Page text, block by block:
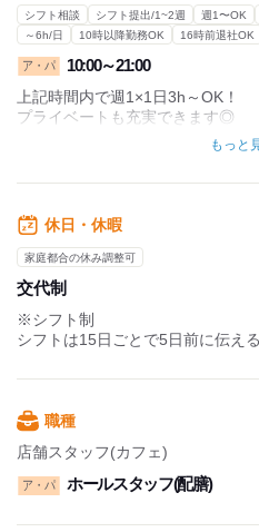
シフト相談 シフト提出/1~2週 週1〜OK
～6h/日
10時以降勤務OK 16時前退社OK
ア・パ 10:00～21:00
上記時間内で週1×1日3h～OK！
プライベートも充実できます◎
休憩時間：勤務時間に準ずる
★シフト例
￣￣￣￣￣￣￣￣￣
・10：00～15：00
・11：00～16：00
・12：00～15：00
・12：00～20：00
シフト相談OK！
シフトはLINEでみんなでやり取り
急用があればすぐに対応いたしま
￣￣￣￣￣￣￣￣￣￣￣￣￣￣￣
もっと
休日・休暇
家庭都合の休み調整可
交代制
※シフト制
シフトは15日ごとで5日前に伝え
職種
店舗スタッフ(カフェ)
ア・パ ホールスタッフ(配膳)